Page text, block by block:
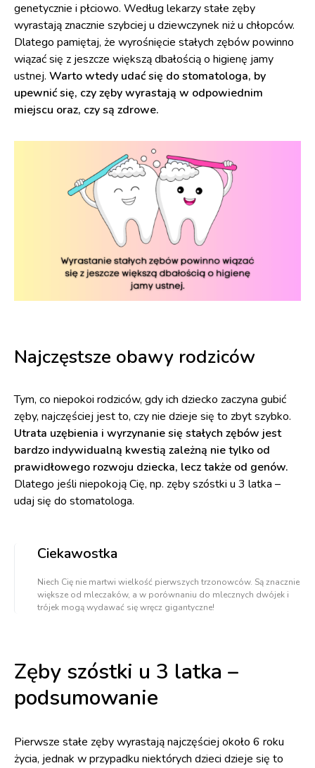
genetycznie i płciowo. Według lekarzy stałe zęby
wyrastają znacznie szybciej u dziewczynek niż u chłopców.
Dlatego pamiętaj, że wyrośnięcie stałych zębów powinno
wiązać się z jeszcze większą dbałością o higienę jamy
ustnej. Warto wtedy udać się do stomatologa, by
upewnić się, czy zęby wyrastają w odpowiednim
miejscu oraz, czy są zdrowe.
Najczęstsze obawy rodziców
Tym, co niepokoi rodziców, gdy ich dziecko zaczyna gubić
zęby, najczęściej jest to, czy nie dzieje się to zbyt szybko.
Utrata uzębienia i wyrzynanie się stałych zębów jest
bardzo indywidualną kwestią zależną nie tylko od
prawidłowego rozwoju dziecka, lecz także od genów.
Dlatego jeśli niepokoją Cię, np. zęby szóstki u 3 latka –
udaj się do stomatologa.
Ciekawostka
Niech Cię nie martwi wielkość pierwszych trzonowców. Są znacznie
większe od mleczaków, a w porównaniu do mlecznych dwójek i
trójek mogą wydawać się wręcz gigantyczne!
Zęby szóstki u 3 latka –
podsumowanie
Pierwsze stałe zęby wyrastają najczęściej około 6 roku
życia, jednak w przypadku niektórych dzieci dzieje się to